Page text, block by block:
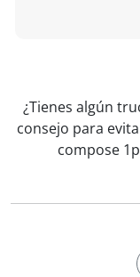
¿Tienes algún
consejo para
compose